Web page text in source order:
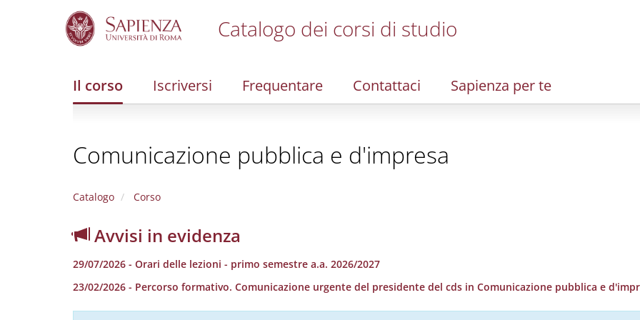
Catalogo dei corsi di studio
Il corso Iscriversi Frequentare Contattaci Sapienza per te
Comunicazione pubblica e d'impresa
Catalogo Corso
Avvisi in evidenza
29/07/2026 - Orari delle lezioni - primo semestre a.a. 2026/2027
23/02/2026 - Percorso formativo. Comunicazione urgente del presidente del cds in Comunicazione pubblica e